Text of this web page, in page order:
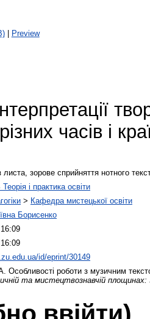
| Preview
часів і
зорове сприйняття нотного
Теорія і практика освіти
> Кафедра мистецької освіти
Борисенко
id/eprint/30149
Особливості роботи з музичним
та мистецтвознавчій площинах: